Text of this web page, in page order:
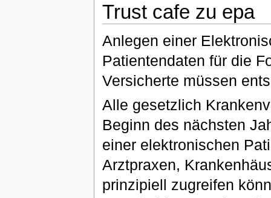
Trust cafe zu epa
Anlegen einer
Patientendaten für die
Versicherte müssen
Alle gesetzlich
Beginn des nächsten
einer elektronischen
Arztpraxen,
prinzipiell zugreifen